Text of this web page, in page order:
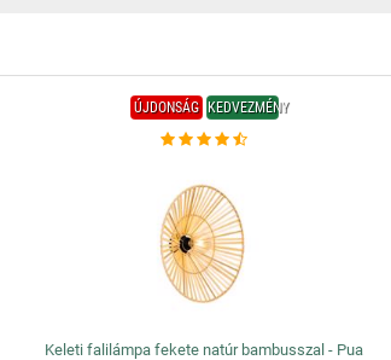
ÚJDONSÁG KEDVEZMÉNY
Keleti falilámpa fekete natúr bambusszal - Pua